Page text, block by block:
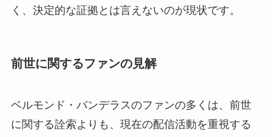
く、決定的な証拠とは言えないのが現状です。
前世に関するファンの見解
ベルモンド・バンデラスのファンの多くは、前世
に関する詮索よりも、現在の配信活動を重視する